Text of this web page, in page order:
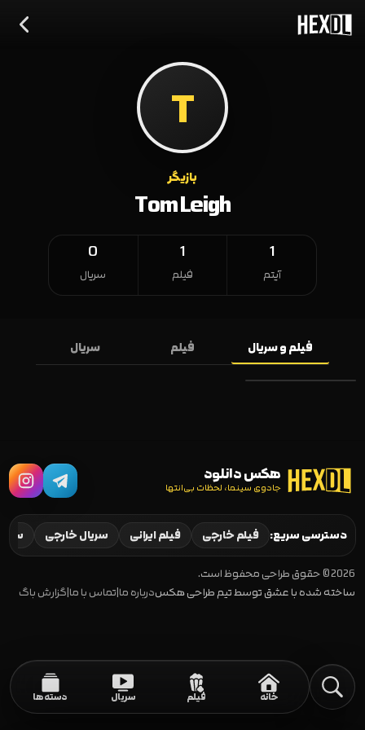
T
بازیگر
Tom Leigh
1
آیتم
1
فیلم
0
سریال
فیلم و سریال فیلم سریال
Soldier 2025
هکس دانلود
جادوی سینما، لحظات بی‌انتها
دسترسی سریع: فیلم خارجی فیلم ایرانی سریال خارجی
2026 © حقوق طراحی محفوظ است.
ساخته شده با عشق توسط تیم طراحی هکسدرباره ما|تماس با ما|گزارش باگ
خانه فیلم سریال دسته‌ها